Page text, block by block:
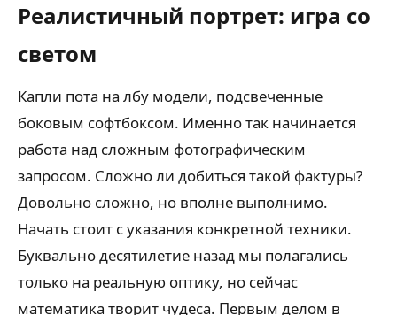
Реалистичный портрет: игра со
светом
Капли пота на лбу модели, подсвеченные
боковым софтбоксом. Именно так начинается
работа над сложным фотографическим
запросом. Сложно ли добиться такой фактуры?
Довольно сложно, но вполне выполнимо.
Начать стоит с указания конкретной техники.
Буквально десятилетие назад мы полагались
только на реальную оптику, но сейчас
математика творит чудеса. Первым делом в